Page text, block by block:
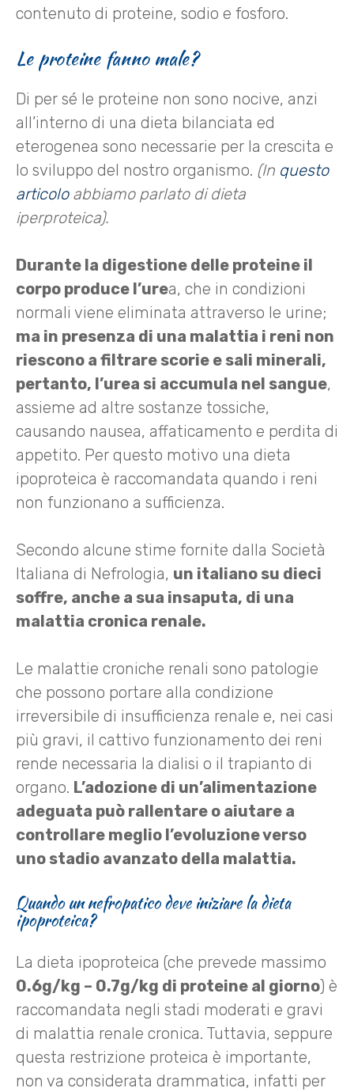
contenuto di proteine, sodio e fosforo.
Le proteine fanno male?
Di per sé le proteine non sono nocive, anzi
all’interno di una dieta bilanciata ed
eterogenea sono necessarie per la crescita e
lo sviluppo del nostro organismo. (In questo
articoloabbiamo parlato di dieta
iperproteica).
Durante la digestione delle proteine il
corpo produce l’urea, che in condizioni
normali viene eliminata attraverso le urine;
ma in presenza di una malattia i reni non
riescono a filtrare scorie e sali minerali,
pertanto, l’urea si accumula nel sangue,
assieme ad altre sostanze tossiche,
causando nausea, affaticamento e perdita di
appetito. Per questo motivo una dieta
ipoproteica è raccomandata quando i reni
non funzionano a sufficienza.
Secondo alcune stime fornite dalla Società
Italiana di Nefrologia, un italiano su dieci
soffre, anche a sua insaputa, di una
malattia cronica renale.
Le malattie croniche renali sono patologie
che possono portare alla condizione
irreversibile di insufficienza renale e, nei casi
più gravi, il cattivo funzionamento dei reni
rende necessaria la dialisi o il trapianto di
organo. L’adozione di un’alimentazione
adeguata può rallentare o aiutare a
controllare meglio l’evoluzione verso
uno stadio avanzato della malattia.
Quando un nefropatico deve iniziare la dieta
ipoproteica?
La dieta ipoproteica (che prevede massimo
0.6g/kg – 0.7g/kg di proteine al giorno) è
raccomandata negli stadi moderati e gravi
di malattia renale cronica. Tuttavia, seppure
questa restrizione proteica è importante,
non va considerata drammatica, infatti per